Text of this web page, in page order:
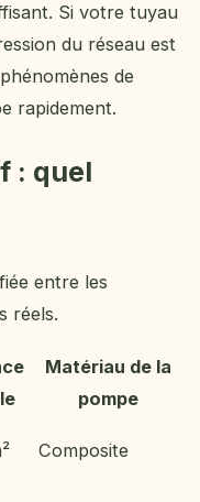
Si votre tuyau
du réseau est
de
rapidement.
: quel
entre les
réels.
Matériau de la
pompe
Composite